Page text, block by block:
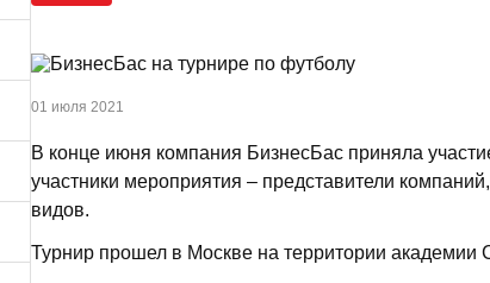
01 июля 2021
В конце июня компания БизнесБас приняла
участники мероприятия – представители
видов.
Турнир прошел в Москве на территории